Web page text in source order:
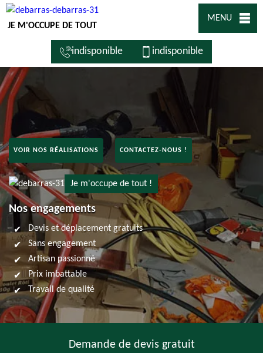
JE M'OCCUPE DE TOUT
MENU
indisponible indisponible
VOIR NOS RÉALISATIONS CONTACTEZ-NOUS !
Je m'occupe de tout !
Nos engagements
Devis et déplacement gratuits
Sans engagement
Artisan passionné
Prix imbattable
Travail de qualité
Demande de devis gratuit